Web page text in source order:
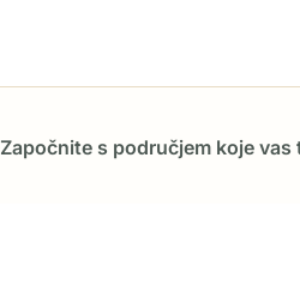
Započnite s područjem koje